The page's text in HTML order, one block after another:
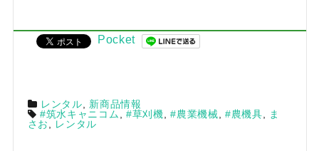
Pocket
レンタル
新商品情報
#筑水キャニコム
#草刈機 ,#農業機械 ,#農機具
ま
さお
レンタル